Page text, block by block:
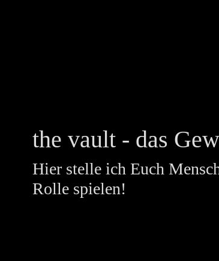
the vault - das
Hier stelle ich Euch
Rolle spielen!